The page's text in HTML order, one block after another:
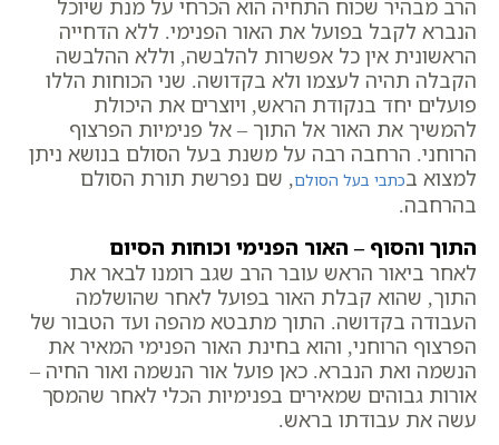
הרב מבהיר שכוח התחיה הוא הכרחי על מנת שיוכל
הנברא לקבל בפועל את האור הפנימי. ללא הדחייה
הראשונית אין כל אפשרות להלבשה, וללא ההלבשה
הקבלה תהיה לעצמו ולא בקדושה. שני הכוחות הללו
פועלים יחד בנקודת הראש, ויוצרים את היכולת
להמשיך את האור אל התוך – אל פנימיות הפרצוף
הרוחני. הרחבה רבה על משנת בעל הסולם בנושא ניתן
למצוא בכתבי בעל הסולם, שם נפרשת תורת הסולם
בהרחבה.
התוך והסוף – האור הפנימי וכוחות הסיום
לאחר ביאור הראש עובר הרב שגב רומנו לבאר את
התוך, שהוא קבלת האור בפועל לאחר שהושלמה
העבודה בקדושה. התוך מתבטא מהפה ועד הטבור של
הפרצוף הרוחני, והוא בחינת האור הפנימי המאיר את
הנשמה ואת הנברא. כאן פועל אור הנשמה ואור החיה –
אורות גבוהים שמאירים בפנימיות הכלי לאחר שהמסך
עשה את עבודתו בראש.